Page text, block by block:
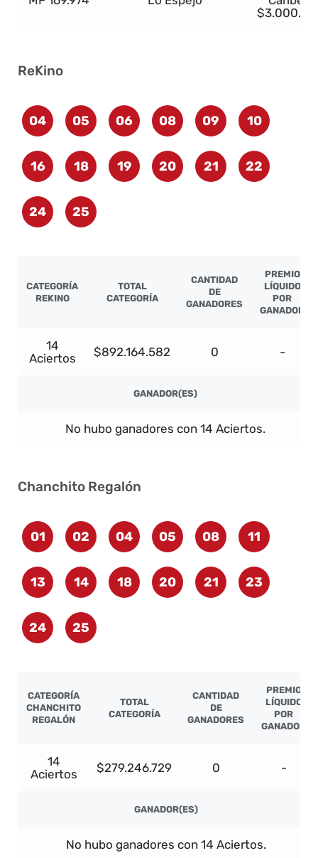
ReKino
04 05 06 08 09 10
16 18 19 20 21 22
24 25
CATEGORÍA
REKINO
TOTAL
CATEGORÍA
CANTIDAD
DE
GANADORES
PREMIO
LÍQUIDO
POR
GANADOR
14
Aciertos
$892.164.582 0 -
GANADOR(ES)
No hubo ganadores con 14 Aciertos.
Chanchito Regalón
01 02 04 05 08 11
13 14 18 20 21 23
24 25
CATEGORÍA
CHANCHITO
REGALÓN
TOTAL
CATEGORÍA
CANTIDAD
DE
GANADORES
PREMIO
LÍQUIDO
POR
GANADOR
14
Aciertos
$279.246.729 0 -
GANADOR(ES)
No hubo ganadores con 14 Aciertos.